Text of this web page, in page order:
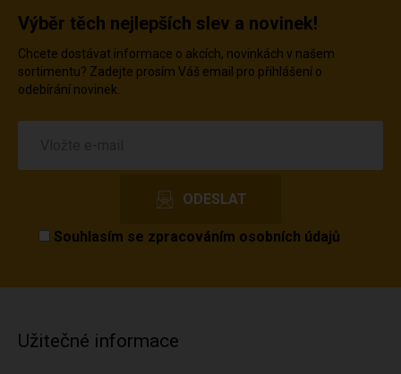
Výběr těch nejlepších slev a novinek!
Chcete dostávat informace o akcích, novinkách v našem
sortimentu? Zadejte prosím Váš email pro přihlášení o
odebírání novinek.
Souhlasím se zpracováním osobních údajů
Užitečné informace